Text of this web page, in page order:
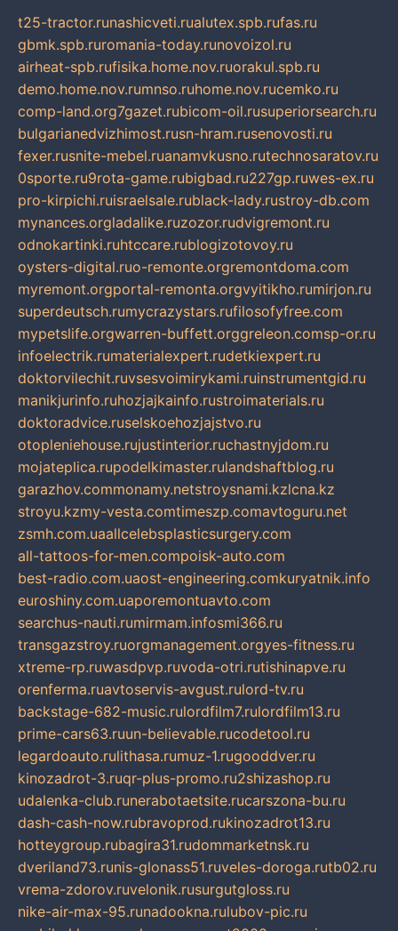
t25-tractor.runashicveti.rualutex.spb.rufas.ru
gbmk.spb.ruromania-today.runovoizol.ru
airheat-spb.rufisika.home.nov.ruorakul.spb.ru
demo.home.nov.rumnso.ruhome.nov.rucemko.ru
comp-land.org7gazet.rubicom-oil.rusuperiorsearch.ru
bulgarianedvizhimost.rusn-hram.rusenovosti.ru
fexer.rusnite-mebel.ruanamvkusno.rutechnosaratov.ru
0sporte.ru9rota-game.rubigbad.ru227gp.ruwes-ex.ru
pro-kirpichi.ruisraelsale.rublack-lady.rustroy-db.com
mynances.orgladalike.ruzozor.rudvigremont.ru
odnokartinki.ruhtccare.rublogizotovoy.ru
oysters-digital.ruo-remonte.orgremontdoma.com
myremont.orgportal-remonta.orgvyitikho.rumirjon.ru
superdeutsch.rumycrazystars.rufilosofyfree.com
mypetslife.orgwarren-buffett.orggreleon.comsp-or.ru
infoelectrik.rumaterialexpert.rudetkiexpert.ru
doktorvilechit.ruvsesvoimirykami.ruinstrumentgid.ru
manikjurinfo.ruhozjajkainfo.rustroimaterials.ru
doktoradvice.ruselskoehozjajstvo.ru
otopleniehouse.rujustinterior.ruchastnyjdom.ru
mojateplica.rupodelkimaster.rulandshaftblog.ru
garazhov.commonamy.netstroysnami.kzlcna.kz
stroyu.kzmy-vesta.comtimeszp.comavtoguru.net
zsmh.com.uaallcelebsplasticsurgery.com
all-tattoos-for-men.compoisk-auto.com
best-radio.com.uaost-engineering.comkuryatnik.info
euroshiny.com.uaporemontuavto.com
searchus-nauti.rumirmam.infosmi366.ru
transgazstroy.ruorgmanagement.orgyes-fitness.ru
xtreme-rp.ruwasdpvp.ruvoda-otri.rutishinapve.ru
orenferma.ruavtoservis-avgust.rulord-tv.ru
backstage-682-music.rulordfilm7.rulordfilm13.ru
prime-cars63.ruun-believable.rucodetool.ru
legardoauto.rulithasa.rumuz-1.rugooddver.ru
kinozadrot-3.ruqr-plus-promo.ru2shizashop.ru
udalenka-club.runerabotaetsite.rucarszona-bu.ru
dash-cash-now.rubravoprod.rukinozadrot13.ru
hotteygroup.rubagira31.rudommarketnsk.ru
dveriland73.runis-glonass51.ruveles-doroga.rutb02.ru
vrema-zdorov.ruvelonik.rusurgutgloss.ru
nike-air-max-95.runadookna.rulubov-pic.ru